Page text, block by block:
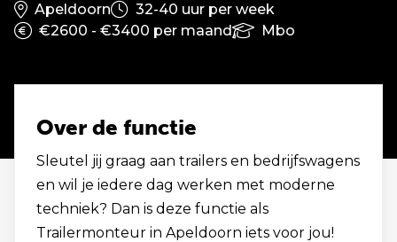
Apeldoorn
32-40 uur per week
€2600 - €3400 per maand
Mbo
Over de functie
Sleutel jij graag aan trailers en bedrijfswagens
en wil je iedere dag werken met moderne
techniek? Dan is deze functie als
Trailermonteur in Apeldoorn iets voor jou!